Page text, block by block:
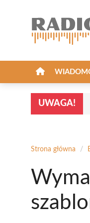
UWAGA!
Strona główna /